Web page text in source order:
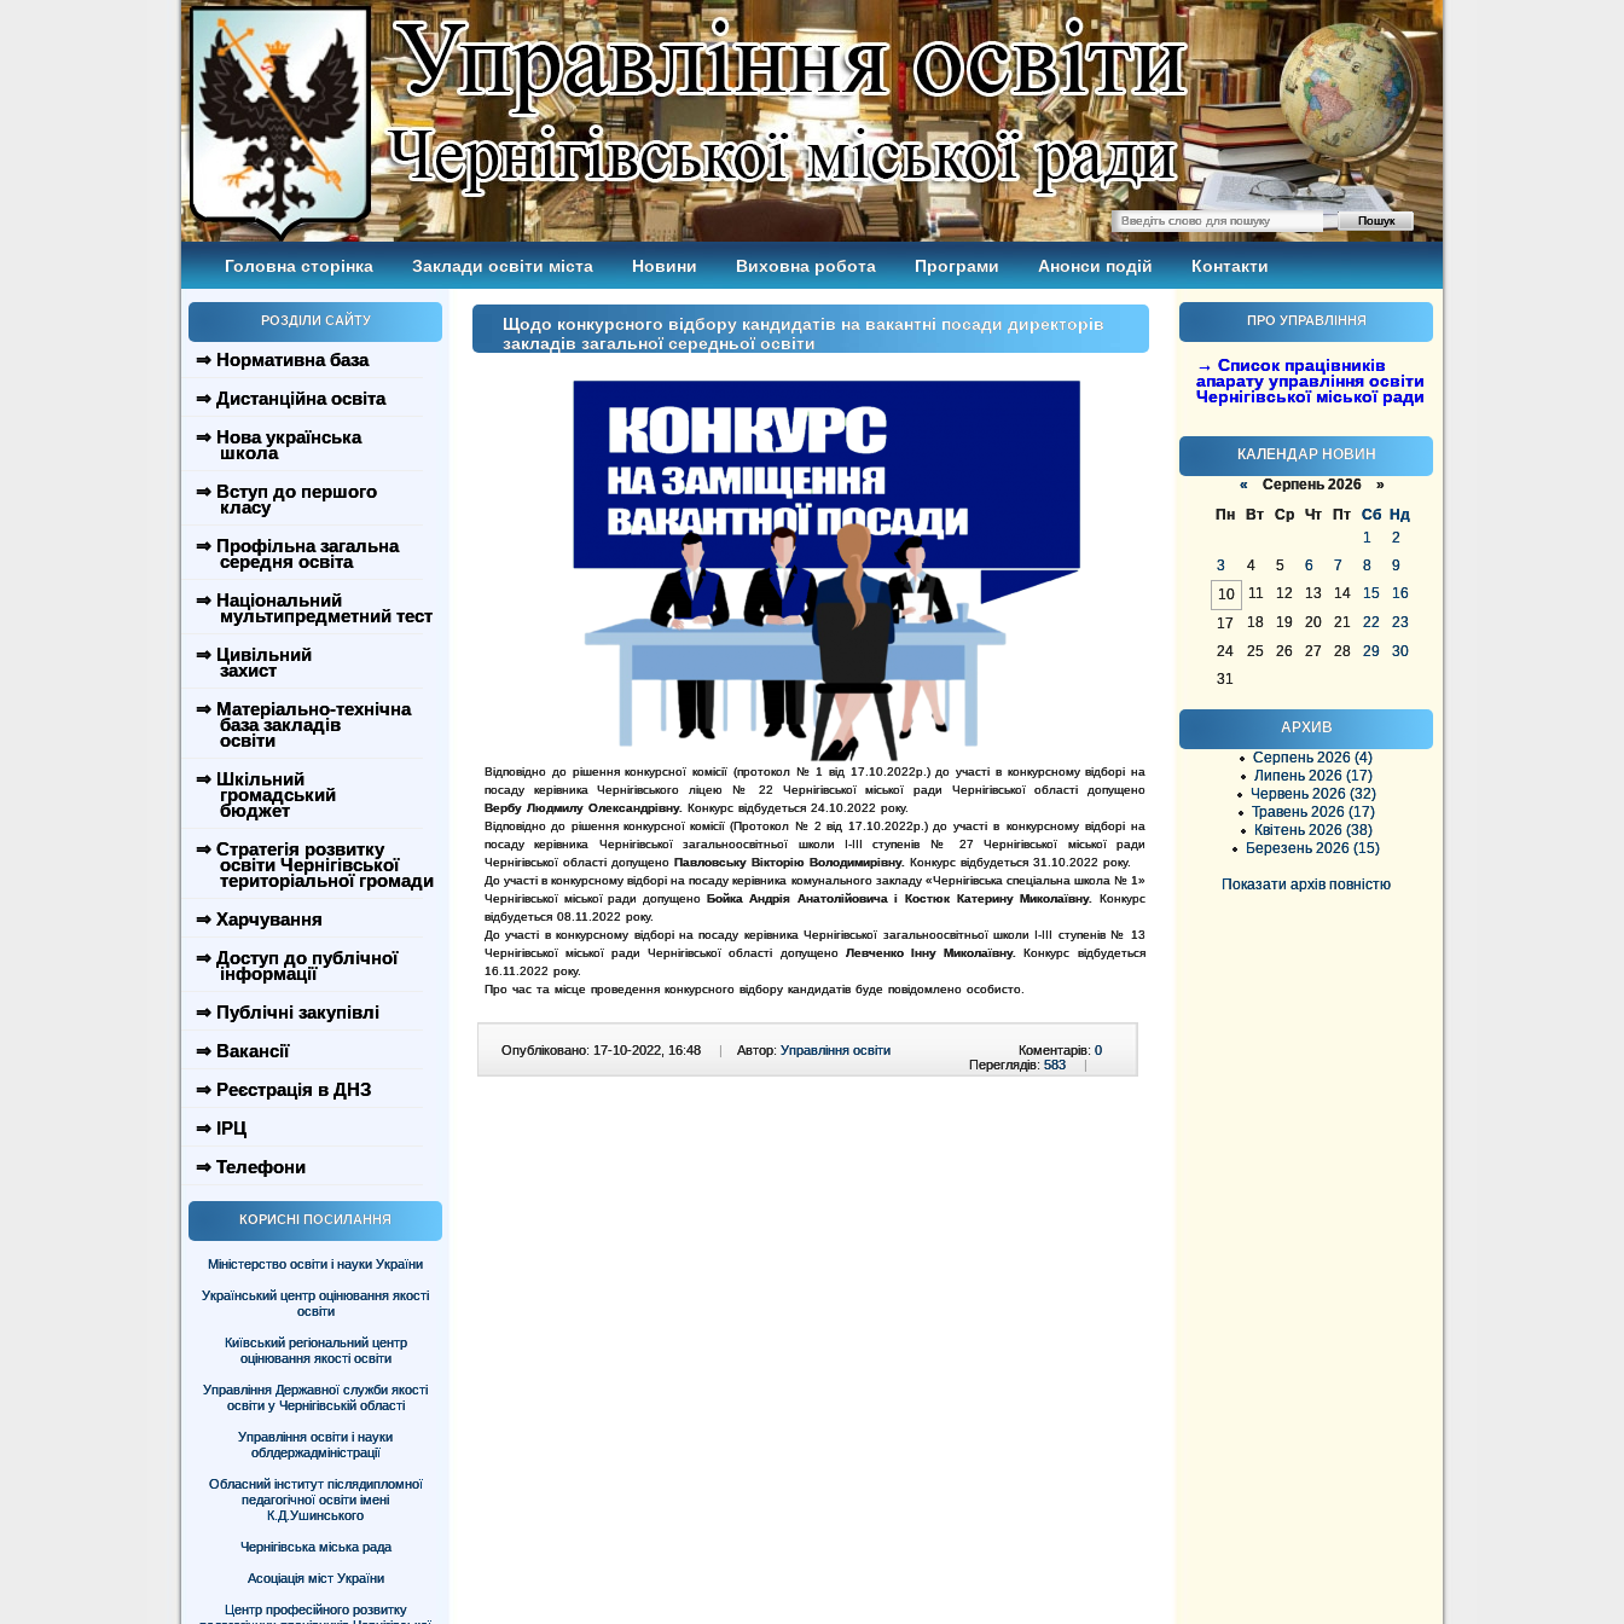
Головна сторінка Заклади освіти міста Новини Виховна робота Програми Анонси подій Контакти
РОЗДІЛИ САЙТУ
⇒ Нормативна база
⇒ Дистанційна освіта
⇒ Нова українська
школа
⇒ Вступ до першого
класу
⇒ Профільна загальна
середня освіта
⇒ Національний
мультипредметний тест
⇒ Цивільний
захист
⇒ Матеріально-технічна
база закладів
освіти
⇒ Шкільний
громадський
бюджет
⇒ Стратегія розвитку
освіти Чернігівської
територіальної громади
⇒ Харчування
⇒ Доступ до публічної
інформації
⇒ Публічні закупівлі
⇒ Вакансії
⇒ Реєстрація в ДНЗ
⇒ ІРЦ
⇒ Телефони
КОРИСНІ ПОСИЛАННЯ
Міністерство освіти і науки України
Український центр оцінювання якості
освіти
Київський регіональний центр
оцінювання якості освіти
Управління Державної служби якості
освіти у Чернігівській області
Управління освіти і науки
облдержадміністрації
Обласний інститут післядипломної
педагогічної освіти імені
К.Д.Ушинського
Чернігівська міська рада
Асоціація міст України
Центр професійного розвитку
ПРО УПРАВЛІННЯ
→ Список працівників
апарату управління освіти
Чернігівської міської ради
КАЛЕНДАР НОВИН
« Серпень 2026 »
Пн
Вт Ср Чт Пт Сб
Нд
1
2
3
4 5 6 7 8
9
10
11 12 13 14 15
16
17
18 19 20 21 22
23
24
25 26 27 28 29
30
31
АРХИВ
Серпень 2026 (4)
Липень 2026 (17)
Червень 2026 (32)
Травень 2026 (17)
Квітень 2026 (38)
Березень 2026 (15)
Показати архів повністю
Щодо конкурсного відбору кандидатів на вакантні посади директорів
закладів загальної середньої освіти
Відповідно до рішення конкурсної комісії (протокол № 1 від 17.10.2022р.) до участі в конкурсному відборі на
посаду керівника Чернігівського ліцею № 22 Чернігівської міської ради Чернігівської області допущено
Вербу Людмилу Олександрівну. Конкурс відбудеться 24.10.2022 року.
Відповідно до рішення конкурсної комісії (Протокол № 2 від 17.10.2022р.) до участі в конкурсному відборі на
посаду керівника Чернігівської загальноосвітньої школи І-ІІІ ступенів № 27 Чернігівської міської ради
Чернігівської області допущено Павловську Вікторію Володимирівну. Конкурс відбудеться 31.10.2022 року.
До участі в конкурсному відборі на посаду керівника комунального закладу «Чернігівська спеціальна школа № 1»
Чернігівської міської ради допущено Бойка Андрія Анатолійовича іКостюк Катерину Миколаївну.Конкурс
відбудеться 08.11.2022 року.
До участі в конкурсному відборі на посаду керівника Чернігівської загальноосвітньої школи І-ІІІ ступенів № 13
Чернігівської міської ради Чернігівської області допущено Левченко Інну Миколаївну. Конкурс відбудеться
16.11.2022 року.
Про час та місце проведення конкурсного відбору кандидатів буде повідомлено особисто.
Опубліковано: 17-10-2022, 16:48 | Автор: Управління освіти Коментарів: 0
Переглядів: 583 |